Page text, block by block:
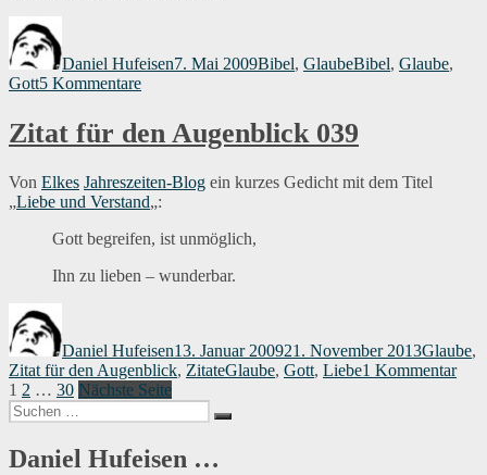
Daniel Hufeisen7. Mai 2009Bibel, GlaubeBibel, Glaube,
Gott5 Kommentarezu
eine
Zitat für den Augenblick 039
Von Elkes Jahreszeiten-Blog ein kurzes Gedicht mit dem Titel
„Liebe und Verstand„:
Gott begreifen, ist unmöglich,
Ihn zu lieben – wunderbar.
Daniel Hufeisen13. Januar 200921. November 2013Glaube,
Zitat für den Augenblick, ZitateSchlagwörter
Glaube, Gott, Liebe1 Kommentarzu
Seitennummerierung
der
Beiträge
Seite
1 Seite
2 … Seite
30 Nächste Seite
Suchen
nach:
Suchen
Daniel Hufeisen …